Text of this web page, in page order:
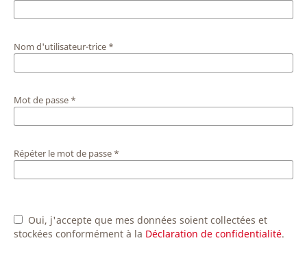
Nom d'utilisateur-trice *
Mot de passe *
Répéter le mot de passe *
stockées conformément à la Déclaration de confidentialité.